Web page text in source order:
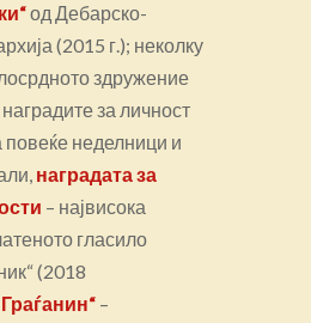
од Дебарско-
(2015 г.); неколку
здружение
за личност
повеќе неделници и
наградата за
– највисока
гласило
(2018
–